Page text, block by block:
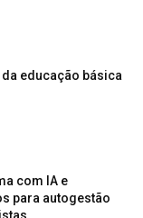
educação básica
com IA e
para autogestão